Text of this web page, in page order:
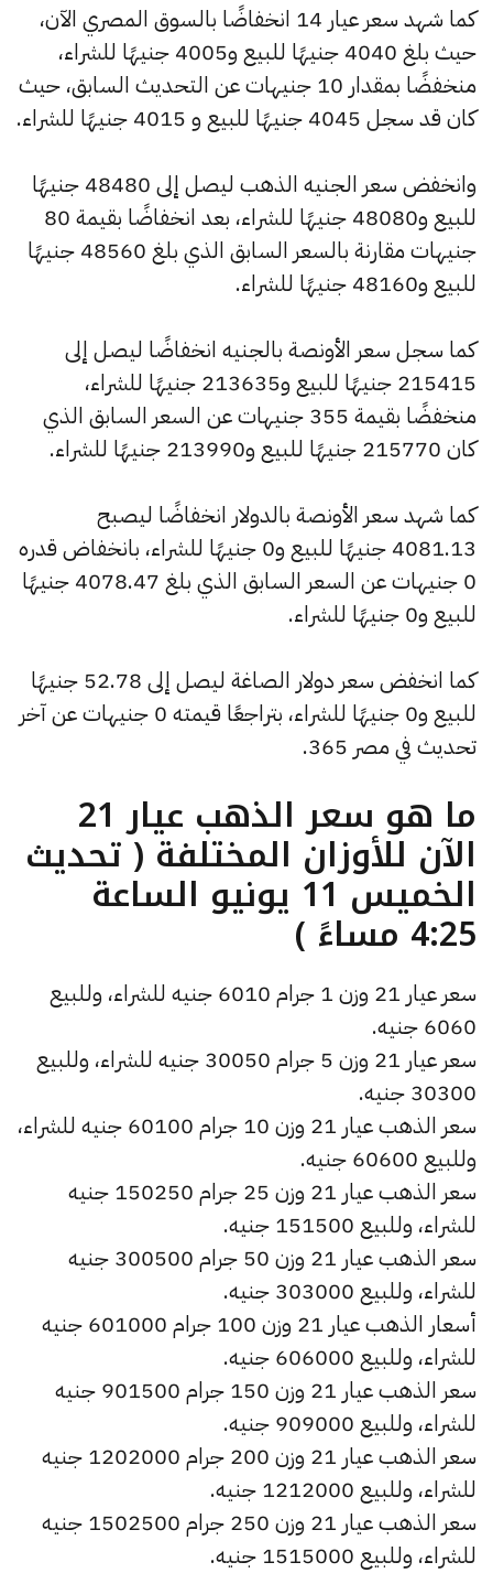
كما شهد سعر عيار 14 انخفاضًا بالسوق المصري الآن،
حيث بلغ 4040 جنيهًا للبيع و4005 جنيهًا للشراء،
منخفضًا بمقدار 10 جنيهات عن التحديث السابق، حيث
كان قد سجل 4045 جنيهًا للبيع و 4015 جنيهًا للشراء.
وانخفض سعر الجنيه الذهب ليصل إلى 48480 جنيهًا
للبيع و48080 جنيهًا للشراء، بعد انخفاضًا بقيمة 80
جنيهات مقارنة بالسعر السابق الذي بلغ 48560 جنيهًا
للبيع و48160 جنيهًا للشراء.
كما سجل سعر الأونصة بالجنيه انخفاضًا ليصل إلى
215415 جنيهًا للبيع و213635 جنيهًا للشراء،
منخفضًا بقيمة 355 جنيهات عن السعر السابق الذي
كان 215770 جنيهًا للبيع و213990 جنيهًا للشراء.
كما شهد سعر الأونصة بالدولار انخفاضًا ليصبح
4081.13 جنيهًا للبيع و0 جنيهًا للشراء، بانخفاض قدره
0 جنيهات عن السعر السابق الذي بلغ 4078.47 جنيهًا
للبيع و0 جنيهًا للشراء.
كما انخفض سعر دولار الصاغة ليصل إلى 52.78 جنيهًا
للبيع و0 جنيهًا للشراء، بتراجعًا قيمته 0 جنيهات عن آخر
تحديث في مصر 365.
ما هو سعر الذهب عيار 21
الآن للأوزان المختلفة ( تحديث
الخميس 11 يونيو الساعة
4:25 مساءً )
سعر عيار 21 وزن 1 جرام 6010 جنيه للشراء، وللبيع
6060 جنيه.
سعر عيار 21 وزن 5 جرام 30050 جنيه للشراء، وللبيع
30300 جنيه.
سعر الذهب عيار 21 وزن 10 جرام 60100 جنيه للشراء،
وللبيع 60600 جنيه.
سعر الذهب عيار 21 وزن 25 جرام 150250 جنيه
للشراء، وللبيع 151500 جنيه.
سعر الذهب عيار 21 وزن 50 جرام 300500 جنيه
للشراء، وللبيع 303000 جنيه.
أسعار الذهب عيار 21 وزن 100 جرام 601000 جنيه
للشراء، وللبيع 606000 جنيه.
سعر الذهب عيار 21 وزن 150 جرام 901500 جنيه
للشراء، وللبيع 909000 جنيه.
سعر الذهب عيار 21 وزن 200 جرام 1202000 جنيه
للشراء، وللبيع 1212000 جنيه.
سعر الذهب عيار 21 وزن 250 جرام 1502500 جنيه
للشراء، وللبيع 1515000 جنيه.